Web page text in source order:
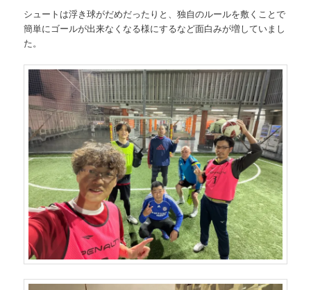
シュートは浮き球がだめだったりと、独自のルールを敷くことで
簡単にゴールが出来なくなる様にするなど面白みが増していまし
た。